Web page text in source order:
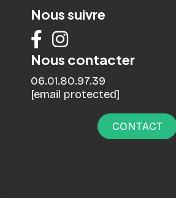
Nous suivre
 
Nous contacter
06.01.80.97.39
[email protected]
CONTACT